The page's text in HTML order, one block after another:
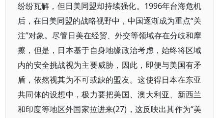
纷纷瓦解，但日美同盟却持续强化。1996年台海危机
后，在日美同盟的战略视野中，中国逐渐成为重点“关
注”对象。尽管日美在经贸、外交等领域存在分歧和摩
擦，但是，日本基于自身地缘政治考虑，始终将区域
内的安全挑战视为主要威胁，因此，即便与美国有矛
盾，依然视其为不可或缺的盟友。这使得日本在东亚
共同体的设想中，极力要把美国、澳大利亚、新西兰
和印度等地区外国家拉进来(27)，这反映出其作为“美